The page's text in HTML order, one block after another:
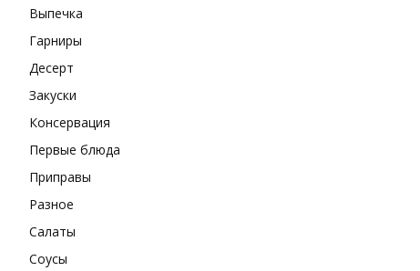
Выпечка
Гарниры
Десерт
Закуски
Консервация
Первые блюда
Приправы
Разное
Салаты
Соусы